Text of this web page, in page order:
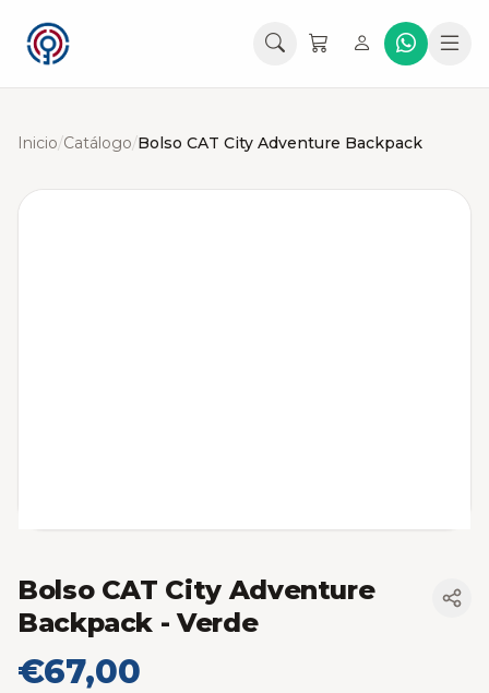
Inicio/Catálogo/Bolso CAT City Adventure Backpack
Bolso CAT City Adventure
Backpack - Verde
€67,00